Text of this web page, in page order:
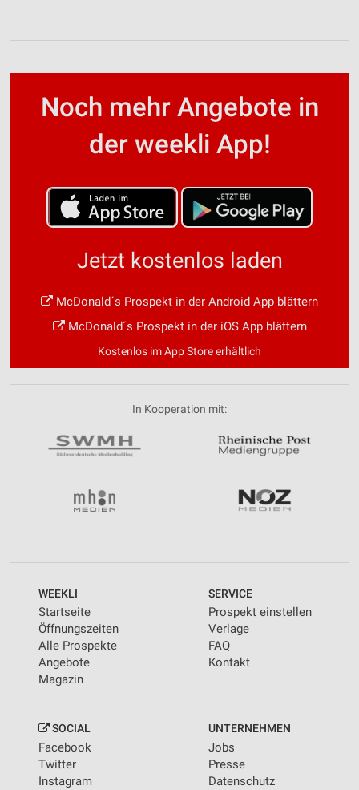
Noch mehr Angebote in
der weekli App!
Jetzt kostenlos laden
McDonald´s Prospekt in der Android App blättern
McDonald´s Prospekt in der iOS App blättern
Kostenlos im App Store erhältlich
In Kooperation mit:
WEEKLI
Startseite
Öffnungszeiten
Alle Prospekte
Angebote
Magazin
SERVICE
Prospekt einstellen
Verlage
FAQ
Kontakt
SOCIAL
Facebook
Twitter
Instagram
UNTERNEHMEN
Jobs
Presse
Datenschutz